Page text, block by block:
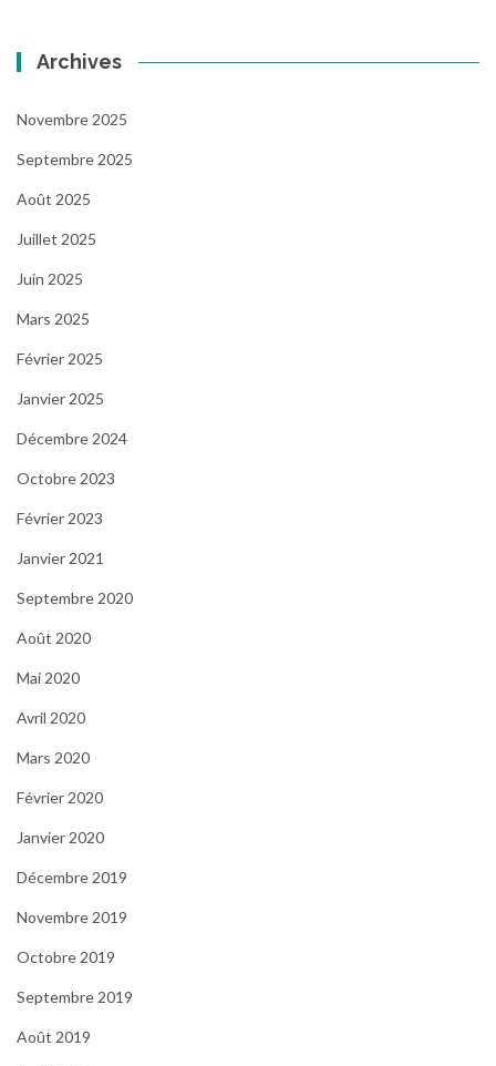
Archives
Novembre 2025
Septembre 2025
Août 2025
Juillet 2025
Juin 2025
Mars 2025
Février 2025
Janvier 2025
Décembre 2024
Octobre 2023
Février 2023
Janvier 2021
Septembre 2020
Août 2020
Mai 2020
Avril 2020
Mars 2020
Février 2020
Janvier 2020
Décembre 2019
Novembre 2019
Octobre 2019
Septembre 2019
Août 2019